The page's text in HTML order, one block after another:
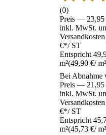
(0)
Preis — 23,95
inkl. MwSt.
€*/ ST
Entspricht
m²(49,90 €/
Bei Abnahme
Preis — 21,95
inkl. MwSt.
€*/ ST
Entspricht
m²(45,73 €/